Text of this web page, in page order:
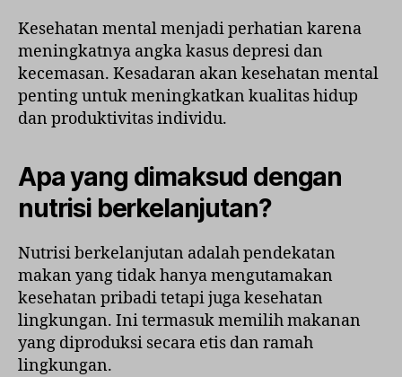
Kesehatan mental menjadi perhatian karena
meningkatnya angka kasus depresi dan
kecemasan. Kesadaran akan kesehatan mental
penting untuk meningkatkan kualitas hidup
dan produktivitas individu.
Apa yang dimaksud dengan
nutrisi berkelanjutan?
Nutrisi berkelanjutan adalah pendekatan
makan yang tidak hanya mengutamakan
kesehatan pribadi tetapi juga kesehatan
lingkungan. Ini termasuk memilih makanan
yang diproduksi secara etis dan ramah
lingkungan.